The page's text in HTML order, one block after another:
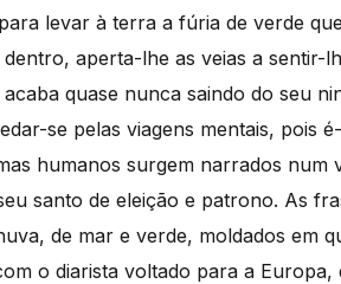
levar à terra a fúria de verde
aperta-lhe as veias a sentir-
quase nunca saindo do seu
se pelas viagens mentais, pois
humanos surgem narrados num
santo de eleição e patrono. As
de mar e verde, moldados em
o diarista voltado para a Europa,